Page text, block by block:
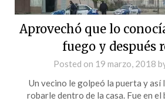
Aprovechó que lo
fuego y después
Posted on 19 marzo, 2018
Un vecino le golpeó la puerta y así
robarle dentro de la casa. Fue en